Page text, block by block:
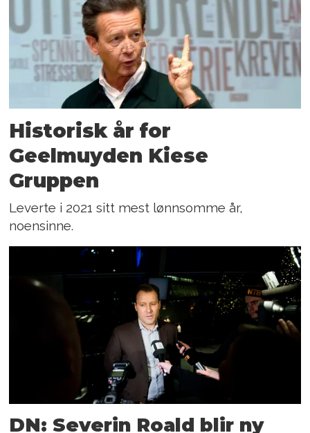
Historisk år for
Geelmuyden Kiese
Gruppen
Leverte i 2021 sitt mest lønnsomme år,
noensinne.
DN: Severin Roald blir ny